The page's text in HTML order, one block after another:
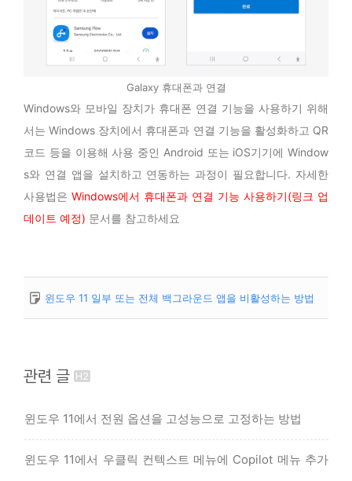
Galaxy 휴대폰과 연결
Windows와 모바일 장치가 휴대폰 연결 기능을 사용하기 위해
서는 Windows 장치에서 휴대폰과 연결 기능을 활성화하고 QR
코드 등을 이용해 사용 중인 Android 또는 iOS기기에 Window
s와 연결 앱을 설치하고 연동하는 과정이 필요합니다. 자세한
사용법은 Windows에서 휴대폰과 연결 기능 사용하기(링크 업
데이트 예정) 문서를 참고하세요
윈도우 11 일부 또는 전체 백그라운드 앱을 비활성하는 방법
관련 글
윈도우 11에서 전원 옵션을 고성능으로 고정하는 방법
윈도우 11에서 우클릭 컨텍스트 메뉴에 Copilot 메뉴 추가